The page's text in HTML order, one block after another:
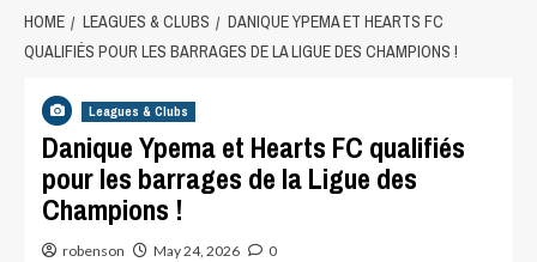
HOME LEAGUES & CLUBS
DANIQUE YPEMA ET HEARTS FC
QUALIFIÉS POUR LES BARRAGES DE LA LIGUE DES CHAMPIONS !
Leagues & Clubs
Danique Ypema et Hearts FC qualifiés
pour les barrages de la Ligue des
Champions !
robenson May 24, 2026 0